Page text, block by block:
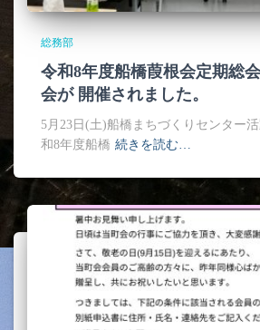
総務部
令和8年度船橋葭根会定期総
会が 開催されました。
5月23日(土)船橋まちづくりセンター
和8年度船橋 続きを読む…